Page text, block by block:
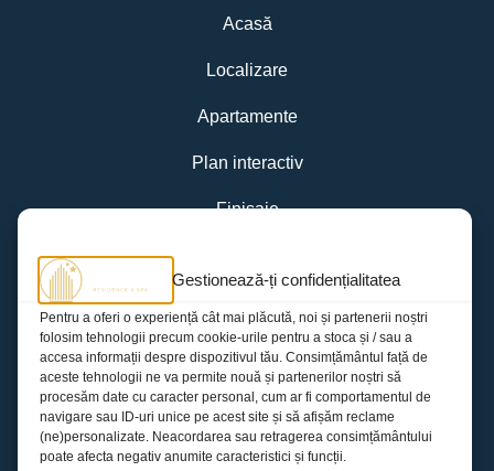
Gestionează-ți confidențialitatea
Pentru a oferi o experiență cât mai plăcută, noi și partenerii noștri
folosim tehnologii precum cookie-urile pentru a stoca și / sau a
accesa informații despre dispozitivul tău. Consimțământul față de
aceste tehnologii ne va permite nouă și partenerilor noștri să
procesăm date cu caracter personal, cum ar fi comportamentul de
navigare sau ID-uri unice pe acest site și să afișăm reclame
(ne)personalizate. Neacordarea sau retragerea consimțământului
poate afecta negativ anumite caracteristici și funcții.
Acasă
Localizare
Apartamente
Plan interactiv
Finisaje
Contact
APARTAMENTE
Apartamente studio